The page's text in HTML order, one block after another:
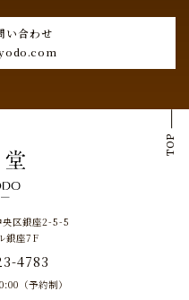
い合わせ
央区銀座2-5-5
銀座7F
4783
（予約制）
TOP